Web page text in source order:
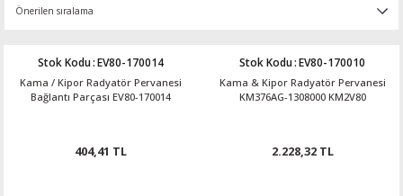
Stok Kodu:EV80-170014
Kama / Kipor Radyatör Pervanesi
Bağlantı Parçası EV80-170014
404,41 TL
Stok Kodu:EV80-170010
Kama & Kipor Radyatör Pervanesi
KM376AG-1308000 KM2V80
2.228,32 TL